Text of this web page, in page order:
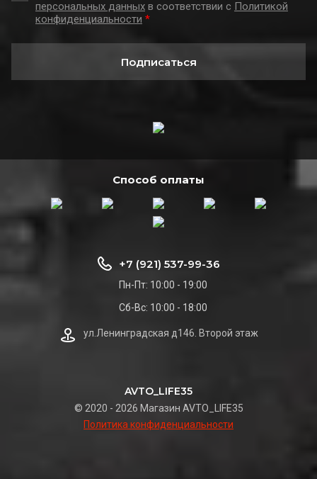
персональных данных в соответствии с Политикой
конфиденциальности *
Подписаться
Способ оплаты
AVTO_LIFE35
© 2020 - 2026 Магазин AVTO_LIFE35
Политика конфиденциальности
+7 (921) 537-99-36
Пн-Пт: 10:00 - 19:00
Сб-Вс: 10:00 - 18:00
ул.Ленинградская д146. Второй этаж